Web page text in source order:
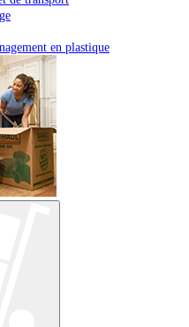
en plastique